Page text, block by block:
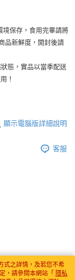
境保存，食用完畢請將
品新鮮度，開封後請
態，實品以當季配送
！
顯示電腦版詳細說明
客服
式之詳情，及若您不希
，請參閱本網站「 隱私